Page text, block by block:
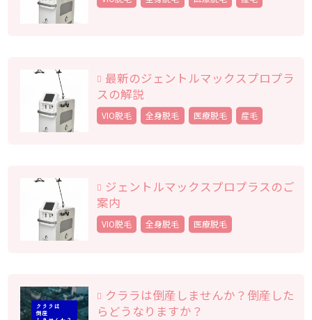
最新のジェントルマックスプロプラ
スの解説
VIO脱毛 全身脱毛 医療脱毛 産毛
ジェントルマックスプロプラスのご
案内
VIO脱毛 全身脱毛 医療脱毛
クララは倒産しませんか？倒産した
らどうなりますか？